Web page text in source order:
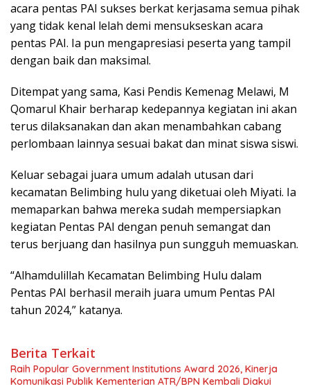
acara pentas PAI sukses berkat kerjasama semua pihak
yang tidak kenal lelah demi mensukseskan acara
pentas PAI. Ia pun mengapresiasi peserta yang tampil
dengan baik dan maksimal.
Ditempat yang sama, Kasi Pendis Kemenag Melawi, M
Qomarul Khair berharap kedepannya kegiatan ini akan
terus dilaksanakan dan akan menambahkan cabang
perlombaan lainnya sesuai bakat dan minat siswa siswi.
Keluar sebagai juara umum adalah utusan dari
kecamatan Belimbing hulu yang diketuai oleh Miyati. Ia
memaparkan bahwa mereka sudah mempersiapkan
kegiatan Pentas PAI dengan penuh semangat dan
terus berjuang dan hasilnya pun sungguh memuaskan.
“Alhamdulillah Kecamatan Belimbing Hulu dalam
Pentas PAI berhasil meraih juara umum Pentas PAI
tahun 2024,” katanya.
Berita Terkait
Raih Popular Government Institutions Award 2026, Kinerja
Komunikasi Publik Kementerian ATR/BPN Kembali Diakui